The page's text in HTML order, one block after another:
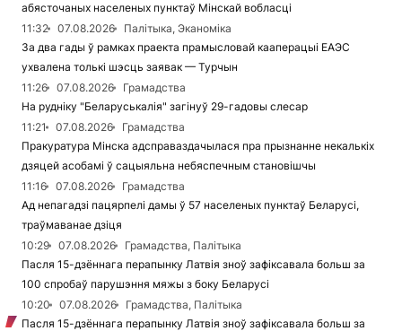
абясточаных населеных пунктаў Мінскай вобласці
11:32
07.08.2026
Палітыка, Эканоміка
За два гады ў рамках праекта прамысловай кааперацыі ЕАЭС
ухвалена толькі шэсць заявак — Турчын
11:26
07.08.2026
Грамадства
На рудніку "Беларуськалія" загінуў 29-гадовы слесар
11:21
07.08.2026
Грамадства
Пракуратура Мінска адсправаздачылася пра прызнанне некалькіх
дзяцей асобамі ў сацыяльна небяспечным становішчы
11:16
07.08.2026
Грамадства
Ад непагадзі пацярпелі дамы ў 57 населеных пунктаў Беларусі,
траўмаванае дзіця
10:29
07.08.2026
Грамадства, Палітыка
Пасля 15-дзённага перапынку Латвія зноў зафіксавала больш за
100 спробаў парушэння мяжы з боку Беларусі
10:20
07.08.2026
Грамадства, Палітыка
Пасля 15-дзённага перапынку Латвія зноў зафіксавала больш за